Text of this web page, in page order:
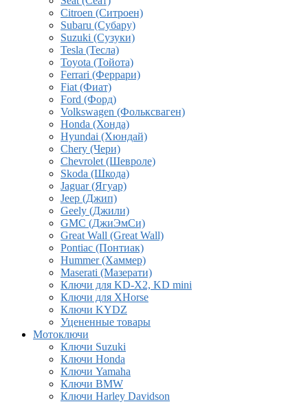
Citroen (Ситроен)
Subaru (Субару)
Suzuki (Сузуки)
Tesla (Тесла)
Toyota (Тойота)
Ferrari (Феррари)
Fiat (Фиат)
Ford (Форд)
Volkswagen (Фольксваген)
Honda (Хонда)
Hyundai (Хюндай)
Chery (Чери)
Chevrolet (Шевроле)
Skoda (Шкода)
Jaguar (Ягуар)
Jeep (Джип)
Geely (Джили)
GMC (ДжиЭмСи)
Great Wall (Great Wall)
Pontiac (Понтиак)
Hummer (Хаммер)
Maserati (Мазерати)
Ключи для KD-X2, KD mini
Ключи для XHorse
Ключи KYDZ
Уцененные товары
Мотоключи
Ключи Suzuki
Ключи Honda
Ключи Yamaha
Ключи BMW
Ключи Harley Davidson